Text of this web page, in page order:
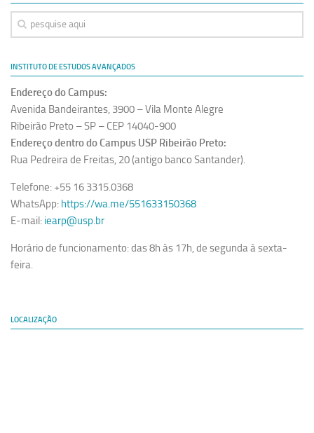
INSTITUTO DE ESTUDOS AVANÇADOS
Endereço do Campus:
Avenida Bandeirantes, 3900 – Vila Monte Alegre
Ribeirão Preto – SP – CEP 14040-900
Endereço dentro do Campus USP Ribeirão Preto:
Rua Pedreira de Freitas, 20 (antigo banco Santander).
Telefone: +55 16 3315.0368
WhatsApp: https://wa.me/551633150368
E-mail: iearp@usp.br
Horário de funcionamento: das 8h às 17h, de segunda à sexta-
feira.
LOCALIZAÇÃO